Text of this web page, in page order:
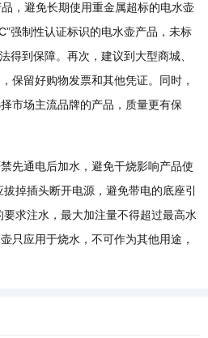
，避免长期使用重金属超标的电水壶
强制性认证标识的电水壶产品，未标
得到保障。再次，建议到大型商城、
保留好购物发票和其他凭证。同时，
市场主流品牌的产品，质量更有保
通电后加水，避免干烧影响产品使
掉插头断开电源，避免带电的底座引
求注水，最大加注量不得超过最高水
只应用于烧水，不可作为其他用途，